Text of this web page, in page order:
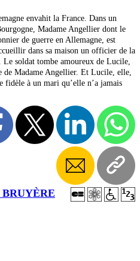
envahit la France. Dans un
Madame Angellier dont le
de guerre en Allemagne, est
dans sa maison un officier de la
Le soldat tombe amoureux de Lucile,
de Madame Angellier. Et Lucile, elle,
fidèle à un mari qu’elle n’a jamais